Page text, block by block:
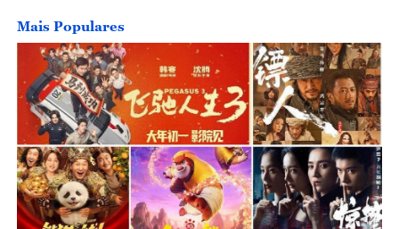
Mais Populares